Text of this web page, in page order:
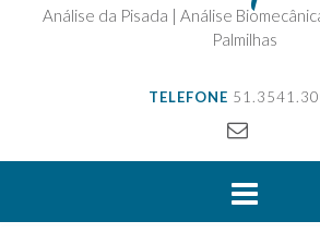
Análise da Pisada | Análise
Palmilhas
TELEFONE